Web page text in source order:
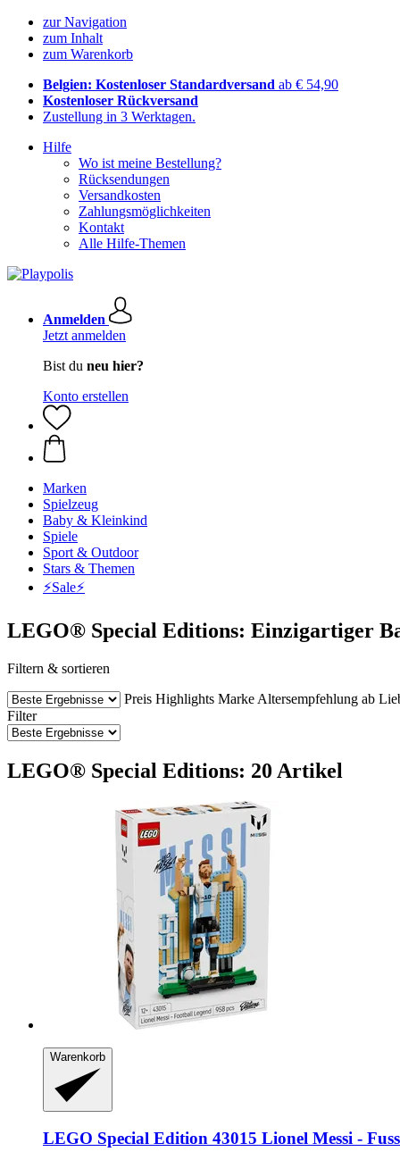
zur Navigation
zum Inhalt
zum Warenkorb
Belgien: Kostenloser Standardversand ab € 54,90
Kostenloser Rückversand
Zustellung in 3 Werktagen.
Hilfe
Wo ist meine Bestellung?
Rücksendungen
Versandkosten
Zahlungsmöglichkeiten
Kontakt
Alle Hilfe-Themen
Anmelden
Jetzt anmelden
Bist du neu hier?
Konto erstellen
Marken
Spielzeug
Baby & Kleinkind
Spiele
Sport & Outdoor
Stars & Themen
⚡️Sale⚡️
LEGO® Special Editions: Einzigartiger
Filtern & sortieren
Preis Highlights Marke Altersempfehlung ab
Filter
LEGO® Special Editions: 20 Artikel
Warenkorb
LEGO Special Edition 43015 Lionel Messi -​